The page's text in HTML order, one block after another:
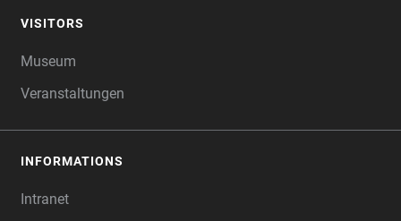
VISITORS
Museum
Veranstaltungen
INFORMATIONS
Intranet